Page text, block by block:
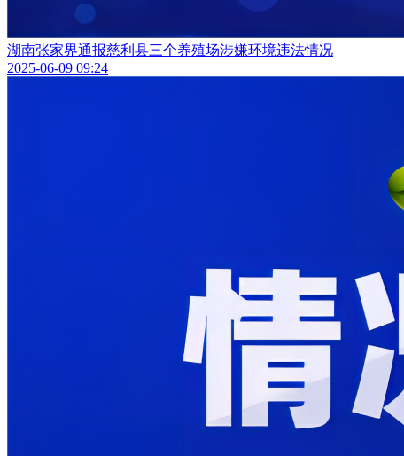
湖南张家界通报慈利县三个养殖场涉嫌环境违法情况
2025-06-09 09:24